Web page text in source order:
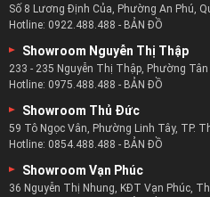
Số 8 Lương Định Của, Phường An Phú,
Hotline: 0922.488.488 - BẢN ĐỒ
Showroom Nguyễn Thị Thập
233 - 235 Nguyễn Thị Thập, Phường Tân
Hotline: 0975.488.488 - BẢN ĐỒ
Showroom Thủ Đức
59 Tô Ngọc Vân, Phường Linh Tây, TP.
Hotline: 0854.488.488 - BẢN ĐỒ
Showroom Vạn Phúc
36 Nguyễn Thị Nhung, KĐT Vạn Phúc,